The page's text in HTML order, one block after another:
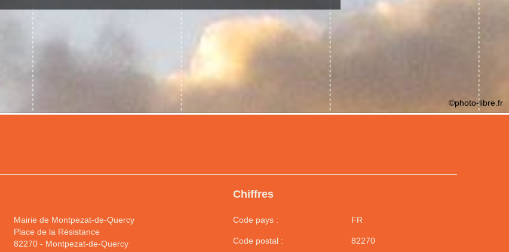
Mairie de Montpezat-de-Quercy
Place de la Résistance
82270- Montpezat-de-Quercy
Chiffres
Code pays : FR
Code postal : 82270
©photo-libre.fr